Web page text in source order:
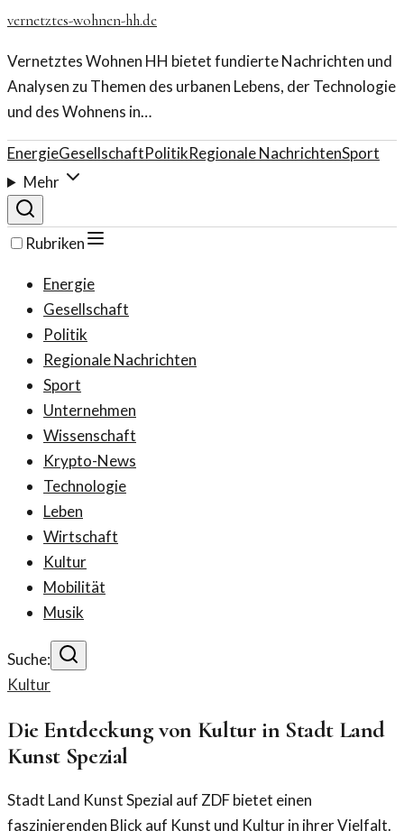
vernetztes-wohnen-hh.de
Vernetztes Wohnen HH bietet fundierte Nachrichten und
Analysen zu Themen des urbanen Lebens, der Technologie
und des Wohnens in…
EnergieGesellschaftPolitikRegionale NachrichtenSport
Mehr
Rubriken
Energie
Gesellschaft
Politik
Regionale Nachrichten
Sport
Unternehmen
Wissenschaft
Krypto-News
Technologie
Leben
Wirtschaft
Kultur
Mobilität
Musik
Suche:
Kultur
Die Entdeckung von Kultur in Stadt Land
Kunst Spezial
Stadt Land Kunst Spezial auf ZDF bietet einen
faszinierenden Blick auf Kunst und Kultur in ihrer Vielfalt.